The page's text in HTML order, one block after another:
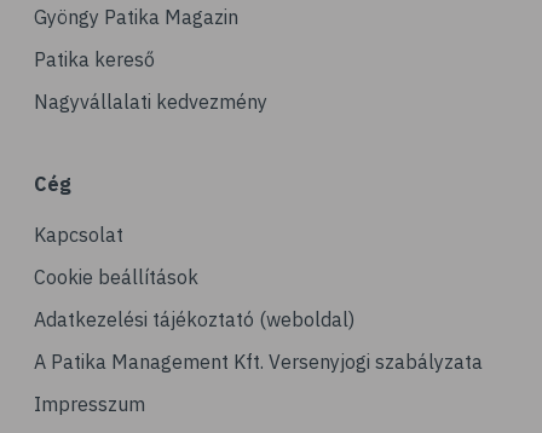
Gyöngy Patika Magazin
Patika kereső
Nagyvállalati kedvezmény
Cég
Kapcsolat
Cookie beállítások
Adatkezelési tájékoztató (weboldal)
A Patika Management Kft. Versenyjogi szabályzata
Impresszum